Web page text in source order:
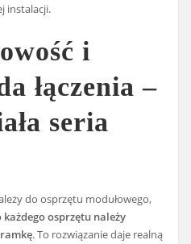
instalacji.
i
łączenia –
seria
do osprzętu modułowego,
każdego osprzętu należy
. To rozwiązanie daje realną